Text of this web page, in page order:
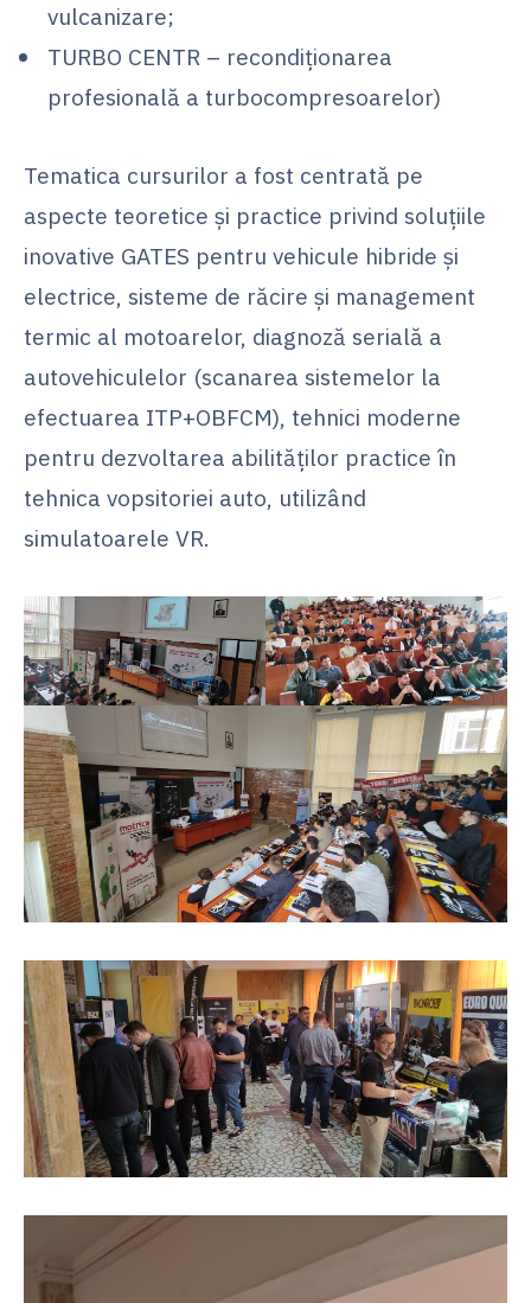
vulcanizare;
TURBO CENTR – recondiționarea
profesională a turbocompresoarelor)
Tematica cursurilor a fost centrată pe
aspecte teoretice și practice privind soluțiile
inovative GATES pentru vehicule hibride și
electrice, sisteme de răcire și management
termic al motoarelor, diagnoză serială a
autovehiculelor (scanarea sistemelor la
efectuarea ITP+OBFCM), tehnici moderne
pentru dezvoltarea abilităților practice în
tehnica vopsitoriei auto, utilizând
simulatoarele VR.